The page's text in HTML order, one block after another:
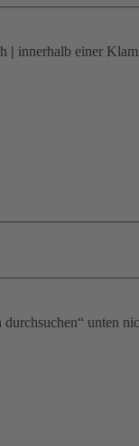
| innerhalb einer
unten